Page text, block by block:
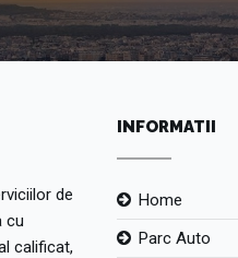
de
cu
calificat,
INFORMATII
Home
Parc Auto